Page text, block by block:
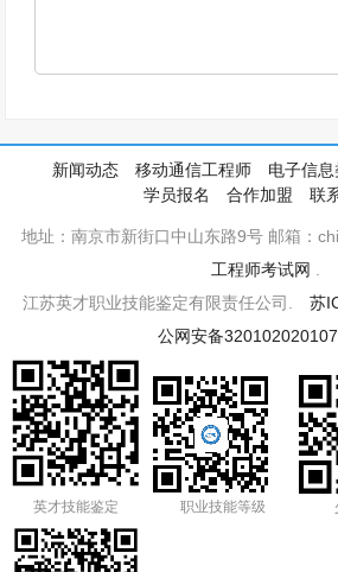
新闻动态 移动通信工程师 电子信
学员报名
合作加盟 联
地址：南京市新街口中山东路9号 邮箱：
工程师考试网
江苏英才职业技能鉴定有限责任公司. 苏
公网安备
英才技能鉴定 职业技能等级